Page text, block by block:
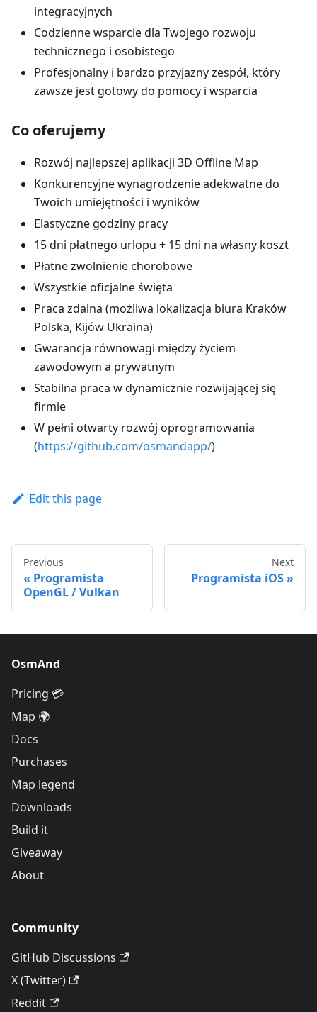
integracyjnych
Codzienne wsparcie dla Twojego rozwoju
technicznego i osobistego
Profesjonalny i bardzo przyjazny zespół, który
zawsze jest gotowy do pomocy i wsparcia
Co oferujemy
Rozwój najlepszej aplikacji 3D Offline Map
Konkurencyjne wynagrodzenie adekwatne do
Twoich umiejętności i wyników
Elastyczne godziny pracy
15 dni płatnego urlopu + 15 dni na własny koszt
Płatne zwolnienie chorobowe
Wszystkie oficjalne święta
Praca zdalna (możliwa lokalizacja biura Kraków
Polska, Kijów Ukraina)
Gwarancja równowagi między życiem
zawodowym a prywatnym
Stabilna praca w dynamicznie rozwijającej się
firmie
W pełni otwarty rozwój oprogramowania
(https://github.com/osmandapp/)
Edit this page
Previous
Programista
OpenGL / Vulkan
Next
Programista iOS
OsmAnd
Pricing 💳
Map 🌍
Docs
Purchases
Map legend
Downloads
Build it
Giveaway
About
Community
GitHub Discussions
X (Twitter)
Reddit